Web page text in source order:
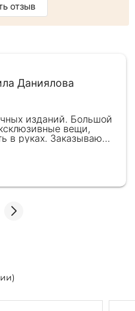
отзыв
Даниялова
изданий. Большой
вещи,
в руках. Заказываю
бизнес-партнеров,
от общения с
самих книг.